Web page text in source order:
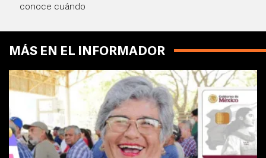
conoce cuándo
MÁS EN EL INFORMADOR